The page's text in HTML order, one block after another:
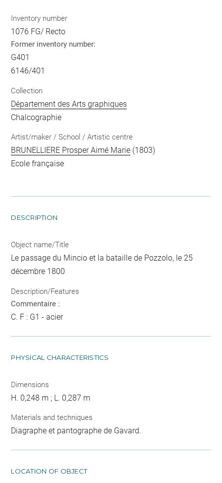
Inventory number
1076 FG/ Recto
Former inventory number:
G401
6146/401
Collection
Département des Arts graphiques
Chalcographie
Artist/maker / School / Artistic centre
BRUNELLIERE Prosper Aimé Marie (1803)
Ecole française
DESCRIPTION
Object name/Title
Le passage du Mincio et la bataille de Pozzolo, le 25
décembre 1800
Description/Features
Commentaire :
C. F : G1 - acier
PHYSICAL CHARACTERISTICS
Dimensions
H. 0,248 m ; L. 0,287 m
Materials and techniques
Diagraphe et pantographe de Gavard.
LOCATION OF OBJECT